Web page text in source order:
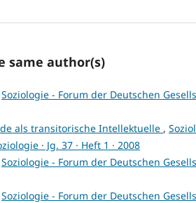
same author(s)
Soziologie - Forum der Deutschen
als transitorische Intellektuelle ,
· Jg. 37 · Heft 1 · 2008
Soziologie - Forum der Deutschen
Soziologie - Forum der Deutschen